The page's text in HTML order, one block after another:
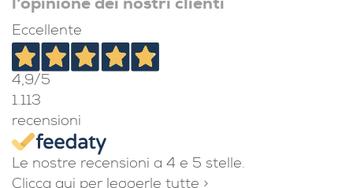
DICONO DI NOI
l'opinione dei nostri clienti
Eccellente
4,9/5
1.113
recensioni